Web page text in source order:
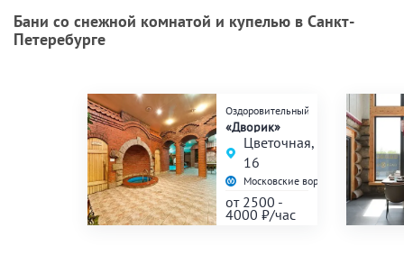
Бани со снежной комнатой и купелью в Санкт-
Петеребурге
Оздоровительный комплекс
«Дворик»
Цветочная,
16
Московские ворота 16
от 2500 -
4000 ₽/час